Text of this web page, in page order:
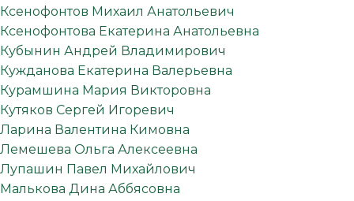
Ксенофонтов Михаил Анатольевич
Ксенофонтова Екатерина Анатольевна
Кубынин Андрей Владимирович
Кужданова Екатерина Валерьевна
Курамшина Мария Викторовна
Кутяков Сергей Игоревич
Ларина Валентина Кимовна
Лемешева Ольга Алексеевна
Лупашин Павел Михайлович
Малькова Дина Аббясовна